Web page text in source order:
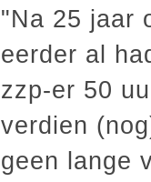
"Na 25 jaar
eerder al
zzp-er 50
verdien
geen lange